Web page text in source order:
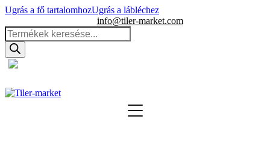
Ugrás a fő tartalomhozUgrás a lábléchez
info@tiler-market.com
Products
search